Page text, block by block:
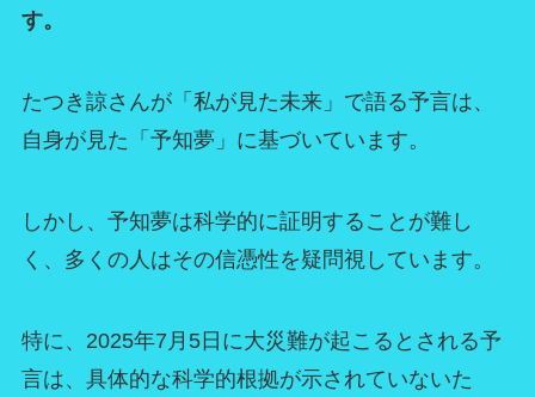
す。
たつき諒さんが「私が見た未来」で語る予言は、
自身が見た「予知夢」に基づいています。
しかし、予知夢は科学的に証明することが難し
く、多くの人はその信憑性を疑問視しています。
特に、2025年7月5日に大災難が起こるとされる予
言は、具体的な科学的根拠が示されていないた